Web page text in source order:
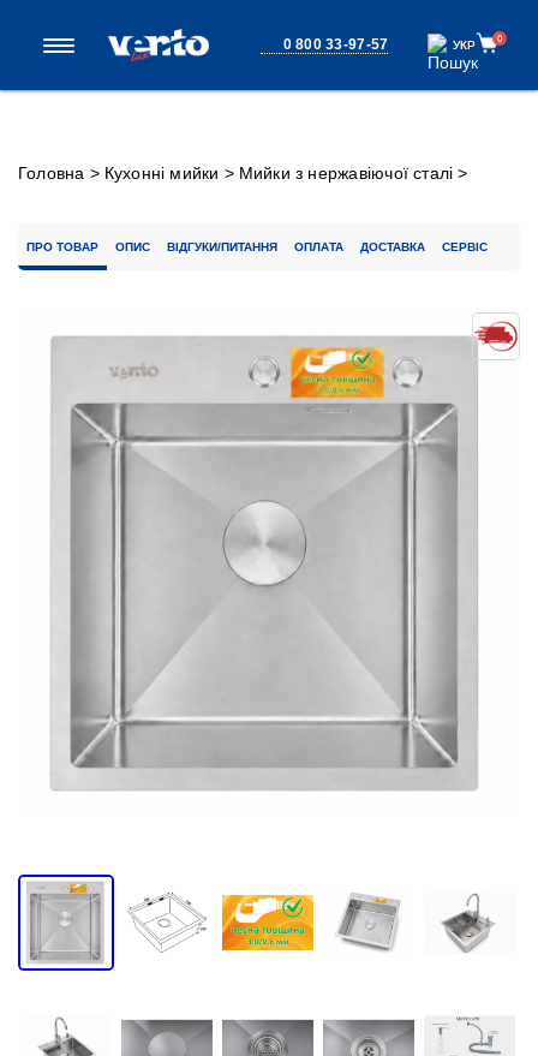
0 800 33-97-57 УКР
УКР 0
Головна > Кухонні мийки > Мийки з нержавіючої сталі >
ПРО ТОВАР ОПИС ВІДГУКИ/ПИТАННЯ ОПЛАТА ДОСТАВКА СЕРВІС